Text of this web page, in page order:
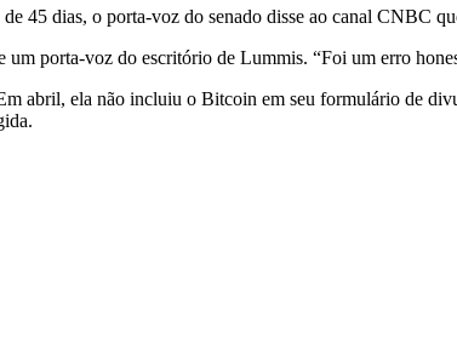
45 dias, o porta-voz do senado disse ao canal CNBC
um porta-voz do escritório de Lummis. “Foi um erro
abril, ela não incluiu o Bitcoin em seu formulário de